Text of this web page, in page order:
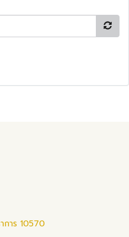
การ 10570